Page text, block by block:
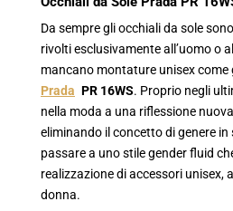
Da sempre gli occhiali da sole
rivolti esclusivamente all’uomo o
mancano montature unisex come
Prada PR 16WS. Proprio negli
nella moda a una riflessione
eliminando il concetto di genere
passare a uno stile gender fluid
realizzazione di accessori unisex,
donna.